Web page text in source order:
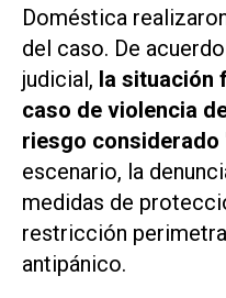
Doméstica
del caso. De
judicial, la situación
caso de violencia
riesgo considerado
escenario, la
medidas de
restricción
antipánico.